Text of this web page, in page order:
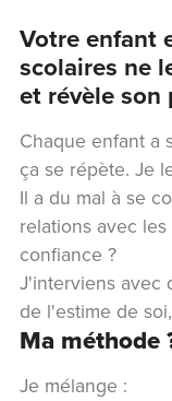
Votre enfant
scolaires ne
et révèle son
Chaque enfant a
ça se répète. Je
Il a du mal à se
relations avec
confiance ?
J'interviens avec
de l'estime de
Ma méthode
Je mélange :